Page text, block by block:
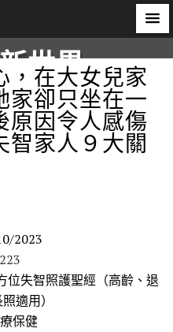
世界
化
，在大女兒家
家卻只坐在一
原因令人感傷
智家人９大關
2023
223
位失智照護聖經（高齡、退
適用）
保健